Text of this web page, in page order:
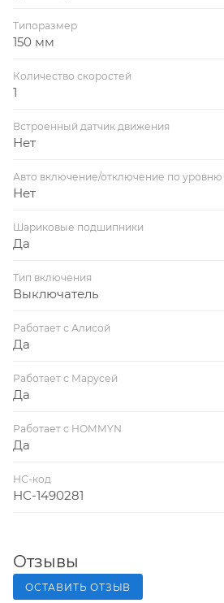
Типоразмер
150 мм
Количество скоростей
1
Встроенный датчик движения
Нет
Авто включение/отключение по уровню
Нет
Шариковые подшипники
Да
Тип включения
Выключатель
Работает с Алисой
Да
Работает с Марусей
Да
Работает с HOMMYN
Да
НС-код
НС-1490281
Отзывы
ОСТАВИТЬ ОТЗЫВ